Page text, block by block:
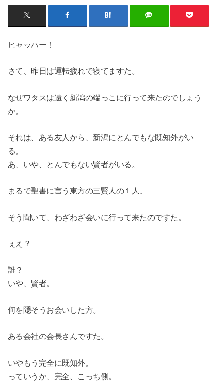
ヒャッハー！
さて、昨日は運転疲れで寝てますた。
なぜワタスは遠く新潟の端っこに行って来たのでしょう
か。
それは、ある友人から、新潟にとんでもな既知外がい
る。
あ、いや、とんでもない賢者がいる。
まるで聖書に言う東方の三賢人の１人。
そう聞いて、わざわざ会いに行って来たのですた。
ぇえ？
誰？
いや、賢者。
何を隠そうお会いした方。
ある会社の会長さんですた。
いやもう完全に既知外。
っていうか、完全、こっち側。